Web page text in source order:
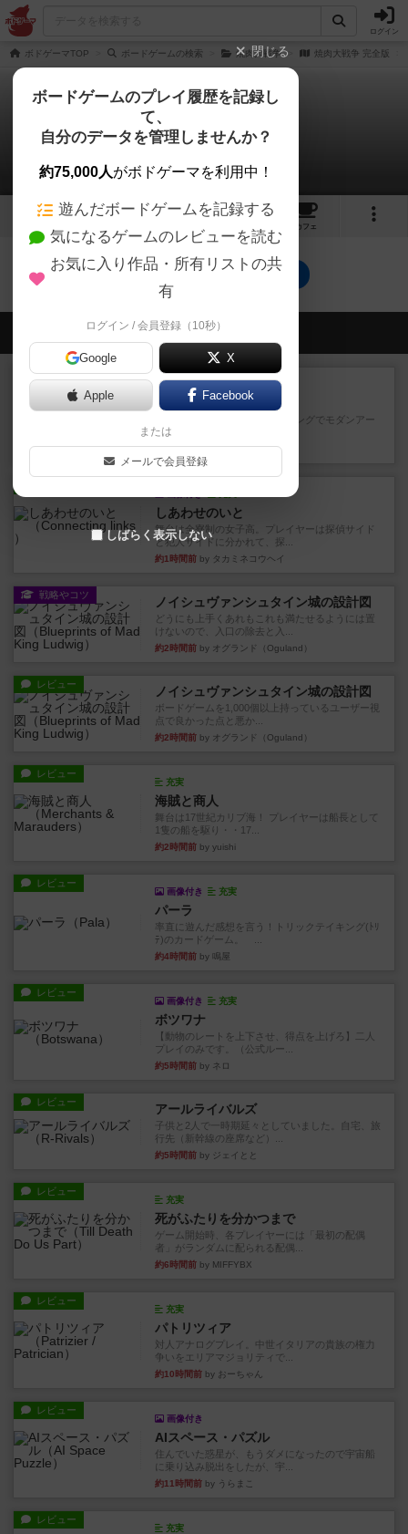
ログイン
ボドゲーマTOP ボードゲームの検索 焼肉大戦争 焼肉大戦争 完全版
焼肉大戦争 完全版
0件の動画
4 5
カフェ
焼肉大戦争 完全版のトップに戻る
会員の新しい投稿
レビュー
一線を画す
簡単に言うと、トリックテイキングでモダンアー
トを行う、と言ったゲーム。...
23分前by タカミネコウヘイ
しあわせのいと
舞台は全寮制の女子高。プレイヤーは探偵サイド
と犯人サイドに分かれて、探...
約1時間前 by タカミネコウヘイ
戦略やコツ ノイシュヴァンシュタイン城の設計図
どうにも上手くあれもこれも満たせるようには置
けないので、入口の除去と入...
約2時間前 by オグランド（Oguland）
レビュー ノイシュヴァンシュタイン城の設計図
ボードゲームを1,000個以上持っているユーザー視
点で良かった点と悪か...
約2時間前 by オグランド（Oguland）
レビュー
充実
海賊と商人
舞台は17世紀カリブ海！ プレイヤーは船長として
1隻の船を駆り・・17...
約2時間前 by yuishi
レビュー
画像付き 充実
パーラ
率直に遊んだ感想を言う！トリックテイキング(ﾄﾘ
ﾃ)のカードゲーム。 ...
約4時間前 by 鳴屋
レビュー
画像付き 充実
ボツワナ
【動物のレートを上下させ、得点を上げろ】二人
プレイのみです。（公式ルー...
約5時間前 by ネロ
レビュー アールライバルズ
子供と2人で一時期延々としていました。自宅、旅
行先（新幹線の座席など）...
約5時間前 by ジェイとと
レビュー
充実
死がふたりを分かつまで
ゲーム開始時、各プレイヤーには「最初の配偶
者」がランダムに配られる配偶...
約6時間前 by MIFFYBX
レビュー
充実
パトリツィア
対人アナログプレイ。中世イタリアの貴族の権力
争いをエリアマジョリティで...
約10時間前 by おーちゃん
レビュー
画像付き
AIスペース・パズル
住んでいた惑星が、もうダメになったので宇宙船
に乗り込み脱出をしたが、宇...
約11時間前 by うらまこ
レビュー
充実
閉じる
ボードゲームのプレイ履歴を記録し
て、
自分のデータを管理しませんか？
約75,000人がボドゲーマを利用中！
遊んだボードゲームを記録する
気になるゲームのレビューを読む
お気に入り作品・所有リストの共
有
ログイン / 会員登録（10秒）
Google X
Apple Facebook
または
メールで会員登録
しばらく表示しない